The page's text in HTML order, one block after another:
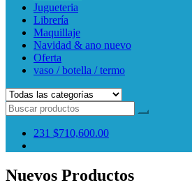
Jugueteria
Librería
Maquillaje
Navidad & ano nuevo
Oferta
vaso / botella / termo
231 $710,600.00
Nuevos Productos